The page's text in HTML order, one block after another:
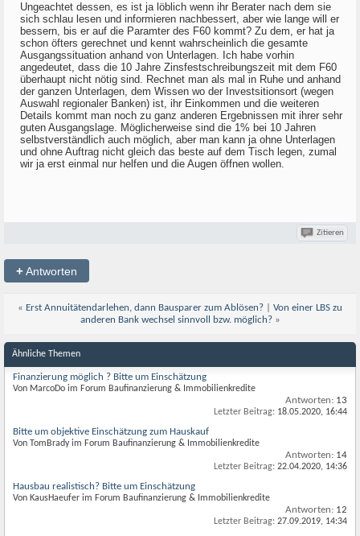
Ungeachtet dessen, es ist ja löblich wenn ihr Berater nach dem sie
sich schlau lesen und informieren nachbessert, aber wie lange will er
bessern, bis er auf die Paramter des F60 kommt? Zu dem, er hat ja
schon öfters gerechnet und kennt wahrscheinlich die gesamte
Ausgangssituation anhand von Unterlagen. Ich habe vorhin
angedeutet, dass die 10 Jahre Zinsfestschreibungszeit mit dem F60
überhaupt nicht nötig sind. Rechnet man als mal in Ruhe und anhand
der ganzen Unterlagen, dem Wissen wo der Investsitionsort (wegen
Auswahl regionaler Banken) ist, ihr Einkommen und die weiteren
Details kommt man noch zu ganz anderen Ergebnissen mit ihrer sehr
guten Ausgangslage. Möglicherweise sind die 1% bei 10 Jahren
selbstverständlich auch möglich, aber man kann ja ohne Unterlagen
und ohne Auftrag nicht gleich das beste auf dem Tisch legen, zumal
wir ja erst einmal nur helfen und die Augen öffnen wollen.
Zitieren
+Antworten
« Erst Annuitätendarlehen, dann Bausparer zum Ablösen?
Von einer LBS zu
anderen Bank wechsel sinnvoll bzw. möglich? »
Ähnliche Themen
Finanzierung möglich ? Bitte um Einschätzung
Von MarcoDo im Forum Baufinanzierung & Immobilienkredite
Antworten: 13
Letzter Beitrag: 18.05.2020, 16:44
Bitte um objektive Einschätzung zum Hauskauf
Von TomBrady im Forum Baufinanzierung & Immobilienkredite
Antworten: 14
Letzter Beitrag: 22.04.2020, 14:36
Hausbau realistisch? Bitte um Einschätzung
Von KausHaeufer im Forum Baufinanzierung & Immobilienkredite
Antworten: 12
Letzter Beitrag: 27.09.2019, 14:34